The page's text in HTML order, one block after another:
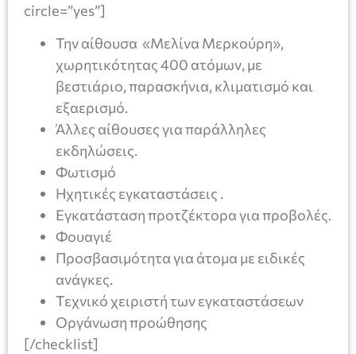
circle=”yes”]
Την αίθουσα «Μελίνα Μερκούρη»,
χωρητικότητας 400 ατόμων, με
βεστιάριο, παρασκήνια, κλιματισμό και
εξαερισμό.
Άλλες αίθουσες για παράλληλες
εκδηλώσεις.
Φωτισμό
Ηχητικές εγκαταστάσεις .
Εγκατάσταση προτζέκτορα για προβολές.
Φουαγιέ
Προσβασιμότητα για άτομα με ειδικές
ανάγκες.
Τεχνικό χειριστή των εγκαταστάσεων
Οργάνωση προώθησης
[/checklist]